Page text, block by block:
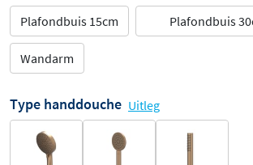
Plafondbuis 15cm
Plafondbuis
Wandarm
Type handdouche Uitleg